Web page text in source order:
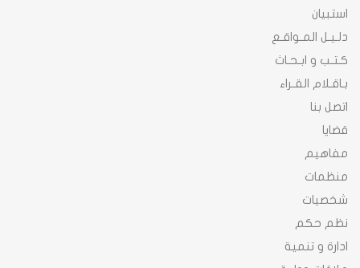
استبيان
دلـيـل المـواقـع
كـتـب و ابـحـاث
بـاقـلام القـراء
اتصل بنا
قضايا
مفاهيم
منظمات
شخصيات
نظم حكم
ادارة و تنمية